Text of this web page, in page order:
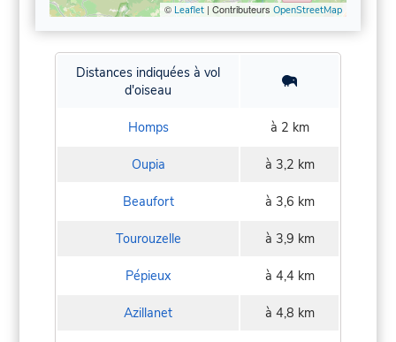
© Leaflet| Contributeurs OpenStreetMap
Distances indiquées à vol
d'oiseau
Homps à 2 km
Oupia à 3,2 km
Beaufort à 3,6 km
Tourouzelle à 3,9 km
Pépieux à 4,4 km
Azillanet à 4,8 km